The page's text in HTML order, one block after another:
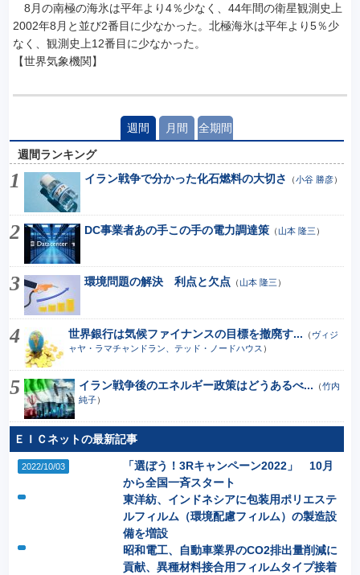
8月の南極の海氷は平年より4％少なく、44年間の衛星観測史上
2002年8月と並び2番目に少なかった。北極海氷は平年より5％少
なく、観測史上12番目に少なかった。
【世界気象機関】
週間 月間 全期間
週間ランキング
イラン戦争で分かった化石燃料の大切さ
（小谷 勝彦）
DC事業者あの手この手の電力調達策（山本 隆三 ）
環境問題の解決 利点と欠点 （山本 隆三 ）
世界銀行は気候ファイナンスの目標を撤廃す... （ ヴィジ
ャヤ・ラマチャンドラン、テッド・ノードハウス ）
イラン戦争後のエネルギー政策はどうあるべ... （竹内
純子）
ＥＩＣネットの最新記事
2022/10/03
「選ぼう！3Rキャンペーン2022」 10月
から全国一斉スタート
東洋紡、インドネシアに包装用ポリエステ
ルフィルム（環境配慮フィルム）の製造設
備を増設
昭和電工、自動車業界のCO2排出量削減に
貢献、異種材料接合用フィルムタイプ接着